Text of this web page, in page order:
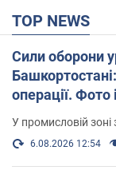
TOP NEWS
Сили оборони
У промисловій зоні
6.08.2026 12:54